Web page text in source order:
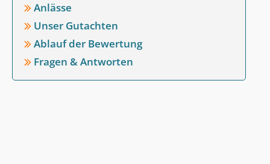
Anlässe
Unser Gutachten
Ablauf der Bewertung
Fragen & Antworten